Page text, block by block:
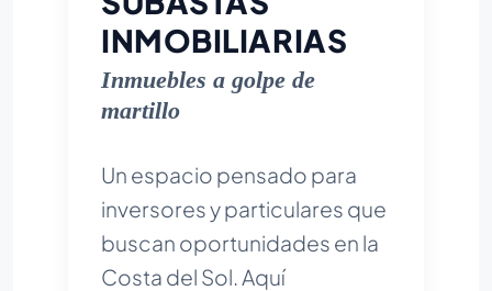
INMOBILIARIAS
Inmuebles a golpe de
martillo
Un espacio pensado para
inversores y particulares que
buscan oportunidades en la
Costa del Sol. Aquí